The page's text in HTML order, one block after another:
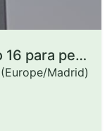
(online) Presentación Odoo 16 para personas administradoras de CCEE
(Europe/Madrid)